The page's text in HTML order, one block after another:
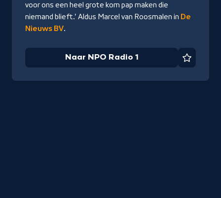
voor ons een heel grote kom pap maken die
niemand blieft.' Aldus Marcel van Roosmalen in De
Nieuws BV.
Naar NPO Radio 1